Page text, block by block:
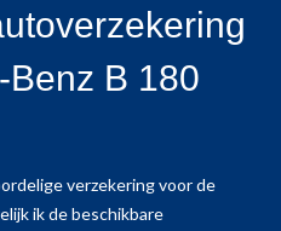
B 180
verzekering voor de
ik de beschikbare